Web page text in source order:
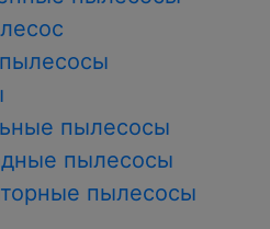
пылесосы
пылесосы
пылесосы